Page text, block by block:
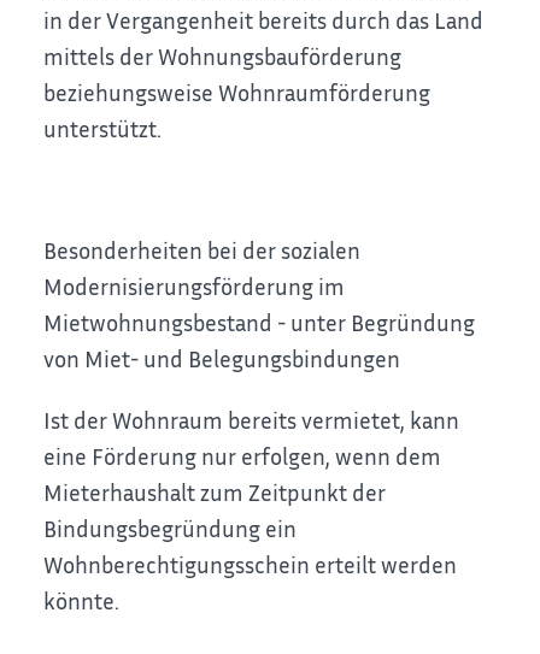
in der Vergangenheit bereits durch das Land
mittels der Wohnungsbauförderung
beziehungsweise Wohnraumförderung
unterstützt.
Besonderheiten bei der sozialen
Modernisierungsförderung im
Mietwohnungsbestand - unter Begründung
von Miet- und Belegungsbindungen
Ist der Wohnraum bereits vermietet, kann
eine Förderung nur erfolgen, wenn dem
Mieterhaushalt zum Zeitpunkt der
Bindungsbegründung ein
Wohnberechtigungsschein erteilt werden
könnte.